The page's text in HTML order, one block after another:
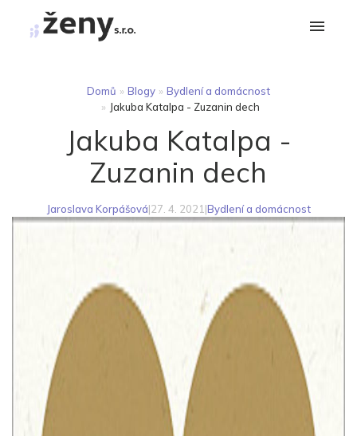
Domů » Blogy » Bydlení a domácnost
» Jakuba Katalpa - Zuzanin dech
Jakuba Katalpa -
Zuzanin dech
Jaroslava Korpášová|27. 4. 2021 |Bydlení a domácnost